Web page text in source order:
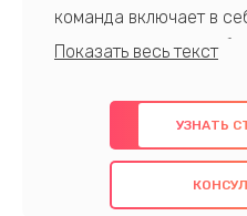
команда включает в
профессионалов с
предлагаем быстрый и
использованием
также гарантируем
проведенных работ.
УЗНАТЬ